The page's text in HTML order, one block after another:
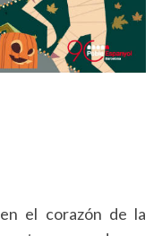
el corazón de la